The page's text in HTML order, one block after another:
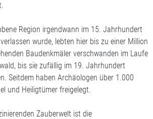
Region irgendwann im 15. Jahrhundert
wurde, lebten hier bis zu einer Million
Baudenkmäler verschwanden im Laufe
bis sie zufällig im 19. Jahrhundert
Seitdem haben Archäologen über 1.000
und Heiligtümer freigelegt.
Zauberwelt ist die